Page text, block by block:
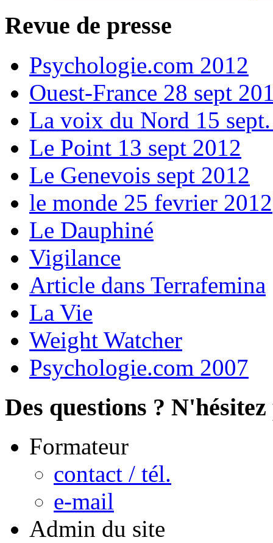
Revue de presse
Psychologie.com 2012
Ouest-France 28 sept
La voix du Nord 15
Le Point 13 sept 2012
Le Genevois sept 2012
le monde 25 fevrier 2012
Le Dauphiné
Vigilance
Article dans Terrafemina
La Vie
Weight Watcher
Psychologie.com 2007
Des questions ?
Formateur
contact / tél.
e-mail
Admin du site